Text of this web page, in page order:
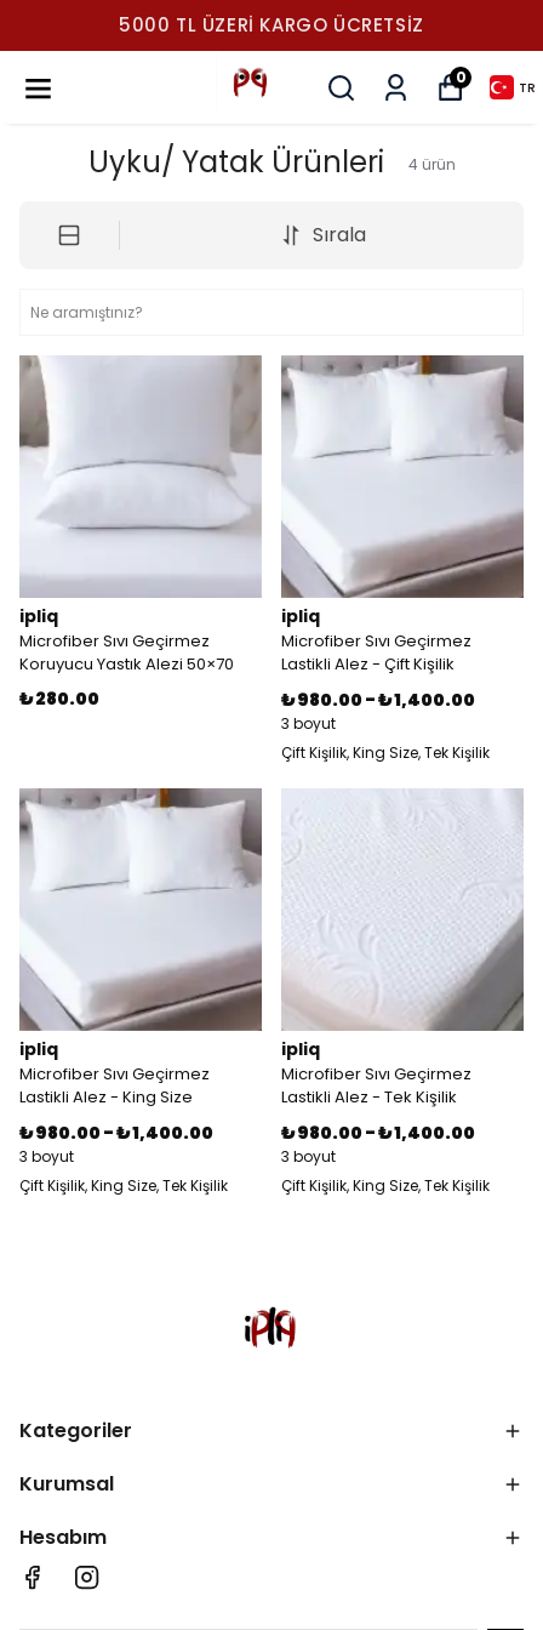
5000 TL ÜZERI KARGO ÜCRETSIZ
0
TR
Uyku/ Yatak Ürünleri 4 ürün
Sırala
ipliq
Microfiber Sıvı Geçirmez
Koruyucu Yastık Alezi 50×70
₺ 280.00
ipliq
Microfiber Sıvı Geçirmez
Lastikli Alez - Çift Kişilik
₺ 980.00 -₺ 1,400.00
3 boyut
Çift Kişilik, King Size, Tek Kişilik
ipliq
Microfiber Sıvı Geçirmez
Lastikli Alez - King Size
₺ 980.00 -₺ 1,400.00
3 boyut
Çift Kişilik, King Size, Tek Kişilik
ipliq
Microfiber Sıvı Geçirmez
Lastikli Alez - Tek Kişilik
₺ 980.00 -₺ 1,400.00
3 boyut
Çift Kişilik, King Size, Tek Kişilik
Kategoriler
Kurumsal
Hesabım